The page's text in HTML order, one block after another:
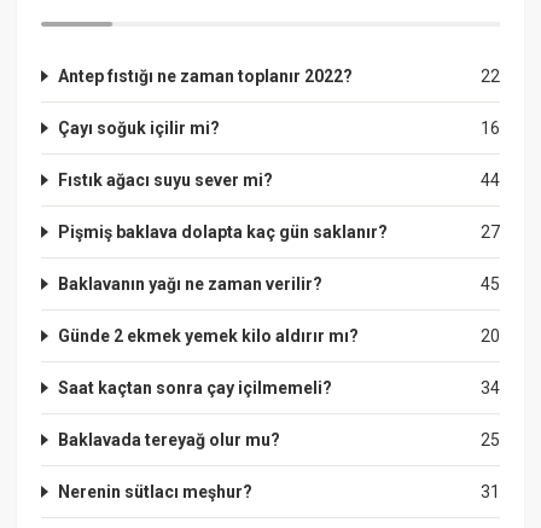
22
Antep fıstığı ne zaman toplanır 2022?
16
Çayı soğuk içilir mi?
44
Fıstık ağacı suyu sever mi?
27
Pişmiş baklava dolapta kaç gün saklanır?
45
Baklavanın yağı ne zaman verilir?
20
Günde 2 ekmek yemek kilo aldırır mı?
34
Saat kaçtan sonra çay içilmemeli?
25
Baklavada tereyağ olur mu?
31
Nerenin sütlacı meşhur?